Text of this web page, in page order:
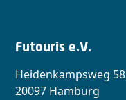
Futouris e.V.
Heidenkampsweg 58
20097 Hamburg